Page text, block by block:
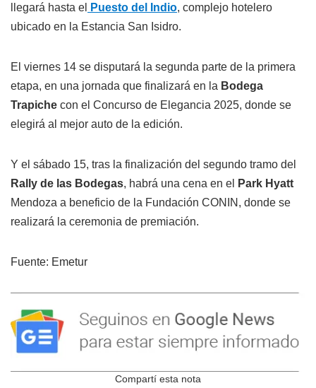
llegará hasta el
Puesto del Indio, complejo hotelero
ubicado en la Estancia San Isidro.
El viernes 14 se disputará la segunda parte de la primera
etapa, en una jornada que finalizará en la Bodega
Trapiche con el Concurso de Elegancia 2025, donde se
elegirá al mejor auto de la edición.
Y el sábado 15, tras la finalización del segundo tramo del
Rally de las Bodegas, habrá una cena en el
Park Hyatt
Mendoza a beneficio de la Fundación CONIN, donde se
realizará la ceremonia de premiación.
Fuente: Emetur